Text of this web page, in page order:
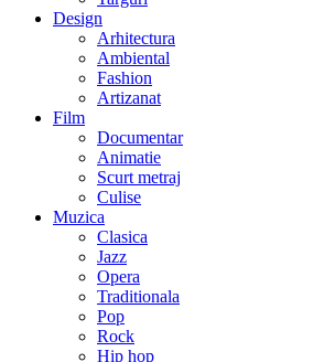
Design
Arhitectura
Ambiental
Fashion
Artizanat
Film
Documentar
Animatie
Scurt metraj
Culise
Muzica
Clasica
Jazz
Opera
Traditionala
Pop
Rock
Hip hop